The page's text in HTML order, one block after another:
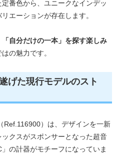
番色から、ユニークなインデッ
エーションが存在します。
「自分だけの一本」を探す楽しみ
の魅力です。
げた現行モデルのスト
Ref.116900）は、デザインを一新
クスがスポンサーとなった超音
の計器がモチーフになっていま